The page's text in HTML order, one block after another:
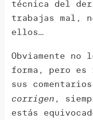
técnica del
trabajas mal,
ellos…
Obviamente no
forma, pero
sus comentarios
corrigen ,
estás